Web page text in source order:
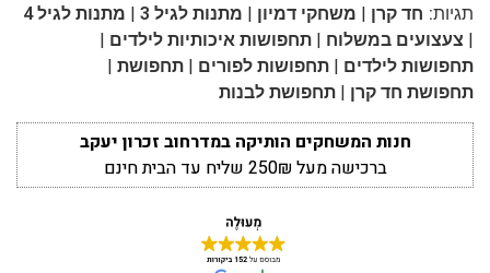
תגיות: חד קרן | משחקי דמיון | מתנות לגיל 3 | מתנות לגיל 4
| צעצועים במשלוח | תחפושות איכותיות לילדים |
תחפושות לילדים | תחפושות לפורים | תחפושת |
תחפושת חד קרן | תחפושת לבנות
חנות המשחקים הותיקה במדרחוב זכרון יעקב
ברכישה מעל 250₪ שליח עד הבית חינם